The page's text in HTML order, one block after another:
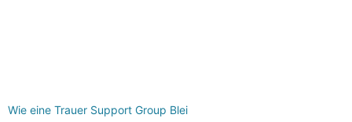
Wie eine Trauer Support Group Blei